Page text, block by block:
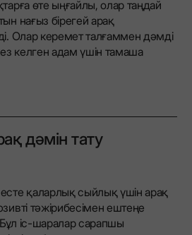
өте ыңғайлы, олар таңдай
нағыз бірегей арақ
Олар керемет талғаммен дәмді
келген адам үшін тамаша
дәмін тату
қаларлық сыйлық үшін арақ
тәжірибесімен ештеңе
іс-шаралар сарапшы